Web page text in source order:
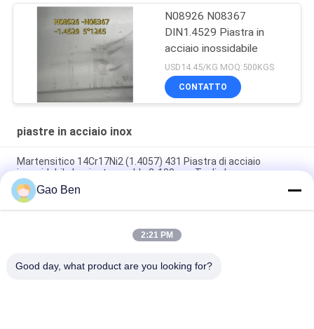
N08926 N08367
DIN1.4529 Piastra in
acciaio inossidabile
USD14.45/KG MOQ:500KGS
CONTATTO
piastre in acciaio inox
Martensitico 14Cr17Ni2 (1.4057) 431 Piastra di acciaio
inossidabile laminata a caldo 8-100mm Taglio laser
Legatura 20 Plate Incoloy20 Carpenter20Cb-3 UNSN08020
2.4460 8MM X 1500 X 6000MM
Piastra di acciaio inossidabile resistente alle alte temperature
Gao Ben
2:21 PM
Good day, what product are you looking for?